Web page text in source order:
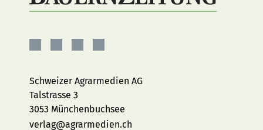
Facebook
InstagramYouTubeLinkedIn
Schweizer Agrarmedien AG
Talstrasse 3
3053 Münchenbuchsee
verlag@agrarmedien.ch